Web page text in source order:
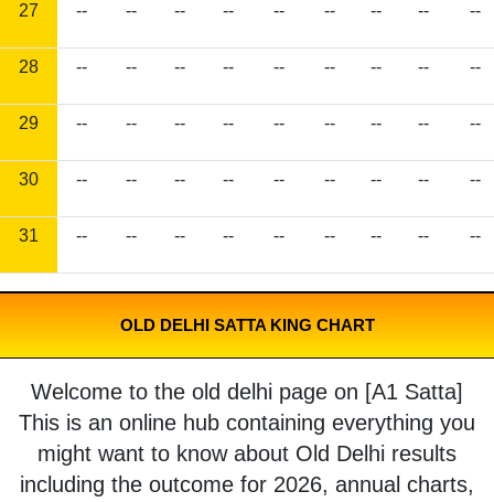
27 -- -- -- -- -- -- -- -- --
28 -- -- -- -- -- -- -- -- --
29 -- -- -- -- -- -- -- -- --
30 -- -- -- -- -- -- -- -- --
31 -- -- -- -- -- -- -- -- --
OLD DELHI SATTA KING CHART
Welcome to the old delhi page on [A1 Satta]
This is an online hub containing everything you
might want to know about Old Delhi results
including the outcome for 2026, annual charts,